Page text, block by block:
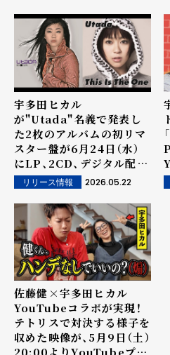
宇多田ヒカル
が"Utada"名義で発表し
た2枚のアルバムの初リマ
スター盤が6月24日（水）
にLP、2CD、デジタル配信
でリリース！2CDは7イン
チ紙ジャケット仕様でのリ
リース、CD 2収録曲が決
定
リリース情報 2026.05.22
佐藤健×宇多田ヒカル
YouTubeコラボが実現！
テトリスで対決する様子を
収めた映像が、5月9日（土）
20:00よりYouTubeプレ